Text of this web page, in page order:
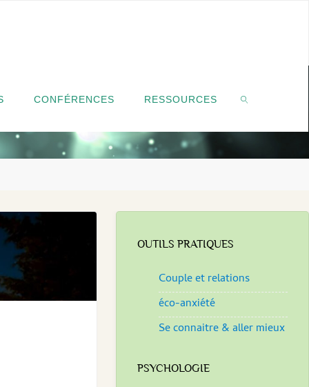
CONFÉRENCES RESSOURCES
OUTILS PRATIQUES
Couple et relations
éco-anxiété
Se connaitre & aller mieux
PSYCHOLOGIE